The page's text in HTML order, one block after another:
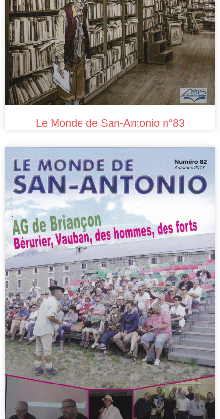
Le Monde de San-Antonio n°83